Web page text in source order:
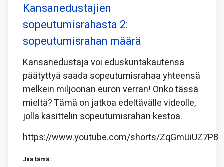
Kansanedustajien
sopeutumisrahasta 2:
sopeutumisrahan määrä
Kansanedustaja voi eduskuntakautensa
päätyttyä saada sopeutumisrahaa yhteensä
melkein miljoonan euron verran! Onko tässä
mieltä? Tämä on jatkoa edeltävälle videolle,
jolla käsittelin sopeutumisrahan kestoa.
https://www.youtube.com/shorts/ZqGmUiUZ7P8
Jaa tämä: